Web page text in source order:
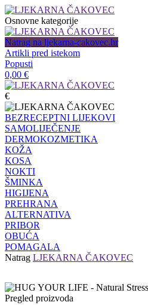
Osnovne kategorije
Natrag na ljekarna-cakovec.hr
Artikli pred istekom
Popusti
0,00 €
€
BEZRECEPTNI LIJEKOVI
SAMOLIJEČENJE
DERMOKOZMETIKA
KOŽA
KOSA
NOKTI
ŠMINKA
HIGIJENA
PREHRANA
ALTERNATIVA
PRIBOR
OBUĆA
POMAGALA
Natrag LJEKARNA ČAKOVEC
Pregled proizvoda